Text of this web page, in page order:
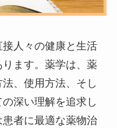
人々の健康と生活
ます。薬学は、薬
、使用方法、そし
深い理解を追求し
者に最適な薬物治